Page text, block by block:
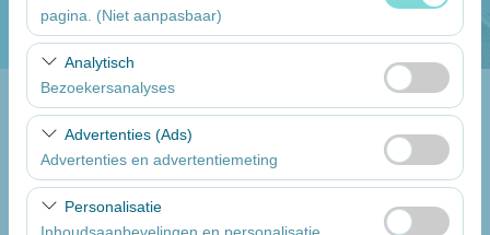
pagina. (Niet aanpasbaar)
Deze cookies zijn noodzakelijk voor het correct
functioneren van de site, beveiliging, sessiebeheer en
basisfunctionaliteiten. Ze kunnen niet worden
uitgeschakeld.
Analytisch
Bezoekersanalyses
Deze cookies stellen ons in staat te analyseren hoe onze
website wordt gebruikt (aantal bezoekers, meest
bezochte pagina’s, gebruikersgedrag). Deze gegevens
worden gebruikt om de prestaties van de website te
meten en de gebruikerservaring voortdurend te
Advertenties (Ads)
Advertenties en advertentiemeting
Deze cookies stellen ons in staat om gepersonaliseerde
advertenties te tonen op basis van uw interesses en de
Personalisatie
Pickup datum
inlever datum & uur
Een lijst van de auto's